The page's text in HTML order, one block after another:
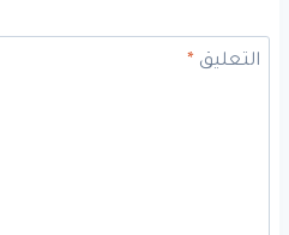
التعليق*